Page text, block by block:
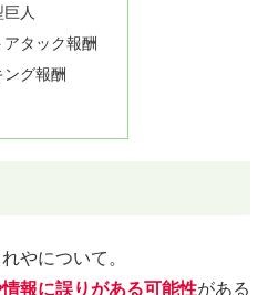
巨人
アタック報酬
ング報酬
やについて。
報に誤りがある可能性がある